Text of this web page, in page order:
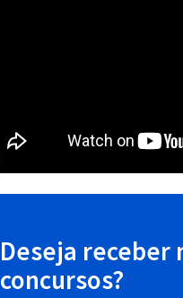
Deseja receber
concursos?